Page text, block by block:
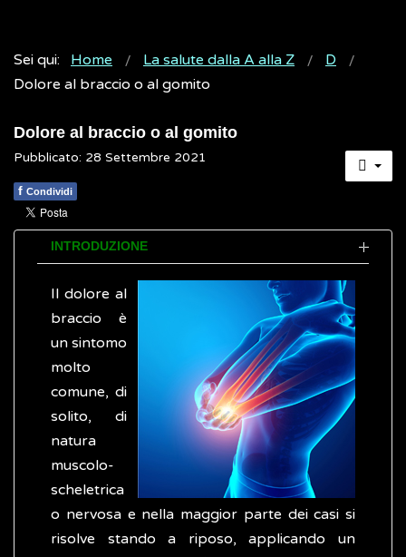
Sei qui: Home La salute dalla A alla Z
D
Dolore al braccio o al gomito
Dolore al braccio o al gomito
Pubblicato: 28 Settembre 2021
f Condividi
INTRODUZIONE
Il dolore al
braccio è
un sintomo
molto
comune, di
solito, di
natura
muscolo-
scheletrica
o nervosa e nella maggior parte dei casi si
risolve stando a riposo, applicando un